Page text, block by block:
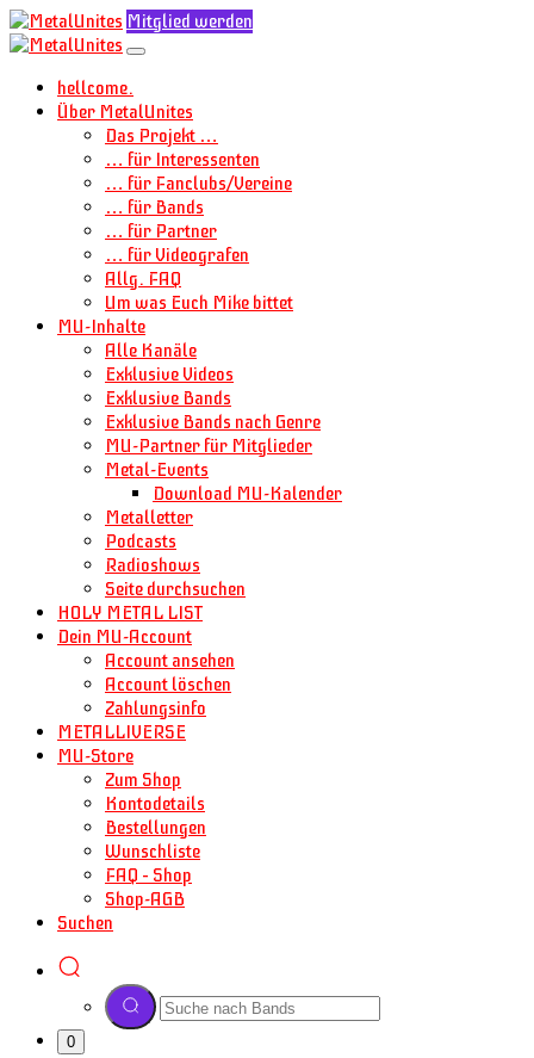
Mitglied werden
hellcome.
Über MetalUnites
Das Projekt …
… für Interessenten
… für Fanclubs/Vereine
… für Bands
… für Partner
… für Videografen
Allg. FAQ
Um was Euch Mike bittet
MU-Inhalte
Alle Kanäle
Exklusive Videos
Exklusive Bands
Exklusive Bands nach Genre
MU-Partner für Mitglieder
Metal-Events
Download MU-Kalender
Metalletter
Podcasts
Radioshows
Seite durchsuchen
HOLY METAL LIST
Dein MU-Account
Account ansehen
Account löschen
Zahlungsinfo
METALLIVERSE
MU-Store
Zum Shop
Kontodetails
Bestellungen
Wunschliste
FAQ – Shop
Shop-AGB
Suchen
0